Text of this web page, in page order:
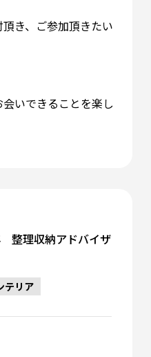
き、ご参加頂きたい
いできることを楽し
整理収納アドバイザ
テリア